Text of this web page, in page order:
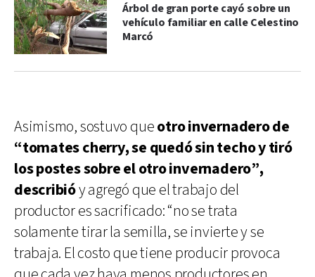
Árbol de gran porte cayó sobre un
vehículo familiar en calle Celestino
Marcó
Asimismo, sostuvo queotro invernadero de
“tomates cherry, se quedó sin techo y tiró
los postes sobre el otro invernadero”,
describióy agregó que el trabajo del
productor es sacrificado: “no se trata
solamente tirar la semilla, se invierte y se
trabaja. El costo que tiene producir provoca